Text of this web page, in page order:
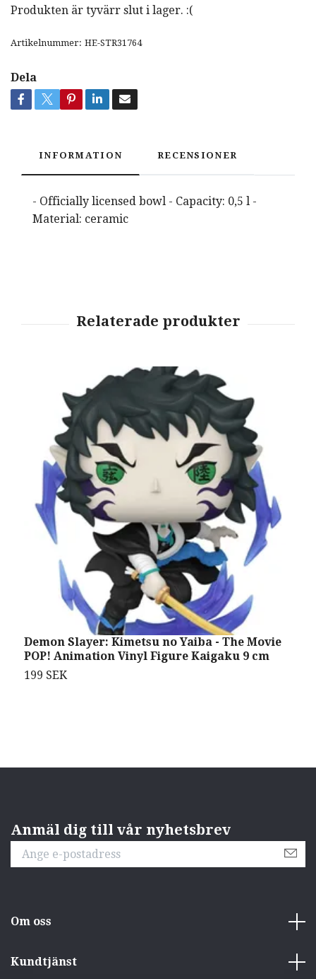
Produkten är tyvärr slut i lager. :(
Artikelnummer: HE-STR31764
Dela
INFORMATION RECENSIONER
- Officially licensed bowl - Capacity: 0,5 l -
Material: ceramic
Demon Slayer: Kimetsu no Yaiba - The Movie
POP! Animation Vinyl Figure Kaigaku 9 cm
199 SEK
Anmäl dig till vår nyhetsbrev
Om oss
Kundtjänst